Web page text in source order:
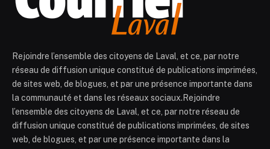
Rejoindre l’ensemble des citoyens de Laval, et ce, par notre
réseau de diffusion unique constitué de publications imprimées,
de sites web, de blogues, et par une présence importante dans
la communauté et dans les réseaux sociaux.Rejoindre
l’ensemble des citoyens de Laval, et ce, par notre réseau de
diffusion unique constitué de publications imprimées, de sites
web, de blogues, et par une présence importante dans la